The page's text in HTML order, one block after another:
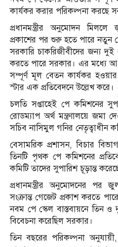
কার্যকর করার পরিকল্পনা করছে
প্রধানমন্ত্রীর অনুমোদন
প্রকাশের পর শুরু হতে পারে নতুন
সরকারি চাকরিজীবীদের জন্য দুই
করতে পারে সরকার। এর মধ্যে
সম্পূর্ণ মূল বেতন কার্যকর
স্টার এক প্রতিবেদনে উল্লেখ করে।
চলতি সপ্তাহেই পে কমিশনের
রোডম্যাপ অর্থ মন্ত্রণালয়ে জমা
সচিব নাসিমুল গনির নেতৃত্বাধীন
বেসামরিক প্রশাসন, বিচার
তিনটি পৃথক পে কমিশনের
কমিটি তাদের সুপারিশ চূড়ান্ত
প্রধানমন্ত্রীর অনুমোদনের পর
সংক্রান্ত গেজেট প্রকাশ করতে
নবম পে স্কেল বাস্তবায়নে তিন
বিবেচনা করেছিল সরকার।
তিন বছরের পরিকল্পনা